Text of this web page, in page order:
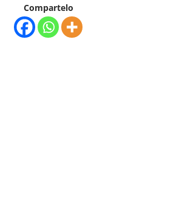
Compartelo